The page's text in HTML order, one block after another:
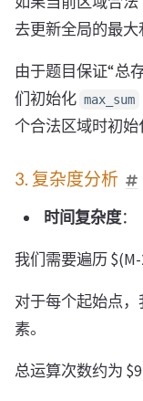
去更新全局的最大
由于题目保证“总
们初始化 max_sum
个合法区域时初始
3. 复杂度分析
时间复杂度：
我们需要遍历
对于每个起始点，
素。
总运算次数约为 $9